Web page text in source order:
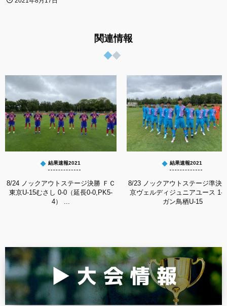
関連情報
結果速報2021
8/24 ノックアウトステージ決勝 ＦＣ
東京U-15むさし 0-0（延長0-0,PK5-
4） ...
結果速報2021
8/23 ノックアウトステージ準決
京ヴェルディジュニアユース 1-
ガン鳥栖U-15